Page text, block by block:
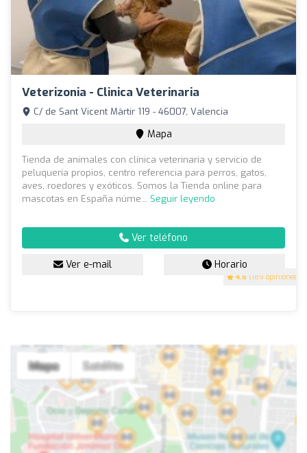
Veterizonia - Clinica Veterinaria
4.6 (189 opiniones)
C/ de Sant Vicent Màrtir 119 - 46007, Valencia
Mapa
Tienda de animales con clínica veterinaria y servicio de
peluquería propios, centro referencia para perros, gatos,
aves, roedores y exóticos. Somos la Tienda online para
mascotas en España núme... Seguir leyendo
Ver teléfono
Ver e-mail Horario